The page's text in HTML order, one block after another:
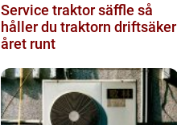
Service traktor säffle så
håller du traktorn driftsäker
året runt